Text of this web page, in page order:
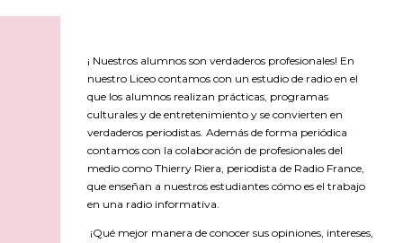
¡ Nuestros alumnos son verdaderos profesionales! En
nuestro Liceo contamos con un estudio de radio en el
que los alumnos realizan prácticas, programas
culturales y de entretenimiento y se convierten en
verdaderos periodistas. Además de forma periódica
contamos con la colaboración de profesionales del
medio como Thierry Riera, periodista de Radio France,
que enseñan a nuestros estudiantes cómo es el trabajo
en una radio informativa.
¡Qué mejor manera de conocer sus opiniones, intereses,